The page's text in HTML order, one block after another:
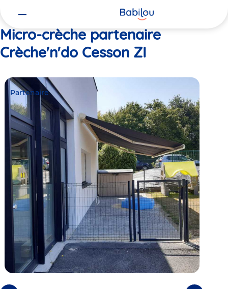
Micro-crèche partenaire
Crèche'n'do Cesson ZI
Partenaire